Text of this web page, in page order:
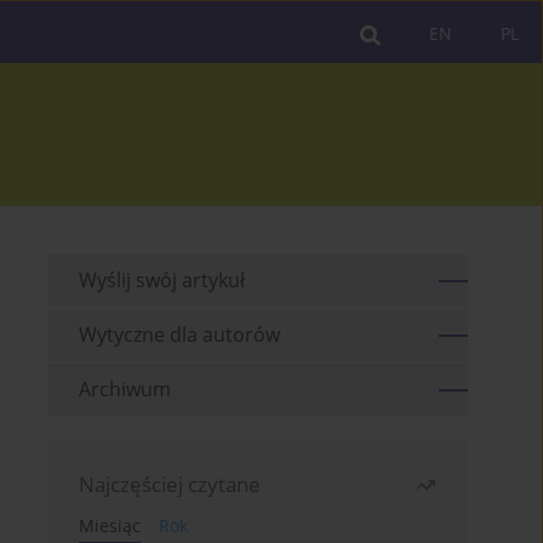
PL
EN
Wyślij swój artykuł
Wytyczne dla autorów
Archiwum
Najczęściej czytane
Miesiąc
Rok